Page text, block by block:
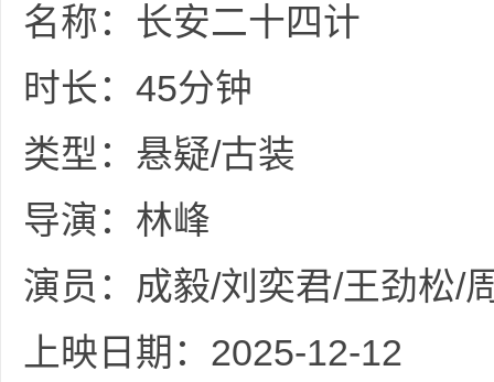
名称：长安二十四计
时长：45分钟
类型：悬疑/古装
导演：林峰
演员：成毅/刘奕君/王劲松/
上映日期：2025-12-12